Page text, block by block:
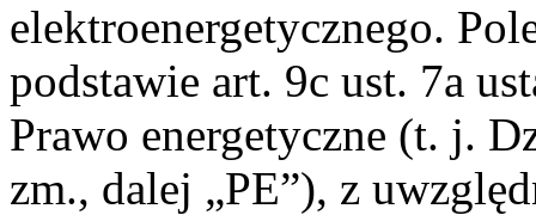
elektroenergetycznego.
podstawie art. 9c ust. 7a
Prawo energetyczne (t. j.
zm., dalej „PE”), z